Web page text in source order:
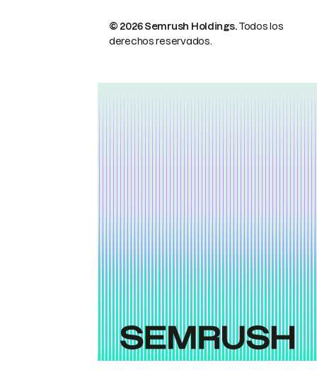
© 2026 Semrush Holdings.Todos los
derechos reservados.